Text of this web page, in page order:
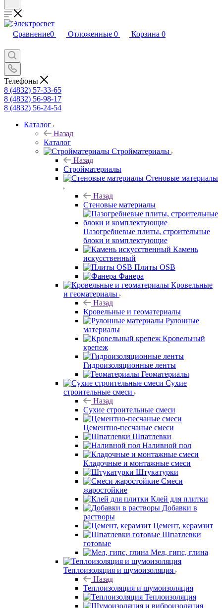
Сравнение0 Отложенные 0 Корзина 0
Телефоны
8 (4832) 57-33-65
8 (4832) 56-98-17
8 (4832) 56-24-54
Каталог
Назад
Каталог
Стройматериалы
Назад
Стройматериалы
Стеновые материалы
Назад
Стеновые материалы
Пазогребневые плиты, строительные
блоки и комплектующие
Камень
искусственный
Плиты OSB
Фанера
Кровельные
и геоматериалы
Назад
Кровельные и геоматериалы
Рулонные
материалы
Кровельный
крепеж
Гидроизоляционные ленты
Геоматериалы
Сухие
строительные смеси
Назад
Сухие строительные смеси
Цементно-песчаные смеси
Шпатлевки
Наливной пол
Кладочные и монтажные смеси
Штукатурки
Смеси
жаростойкие
Клей для плитки
Добавки в
растворы
Цемент, керамзит
Шпатлевки
готовые
Мел, гипс, глина
Теплоизоляция и шумоизоляция
Назад
Теплоизоляция и шумоизоляция
Теплоизоляция